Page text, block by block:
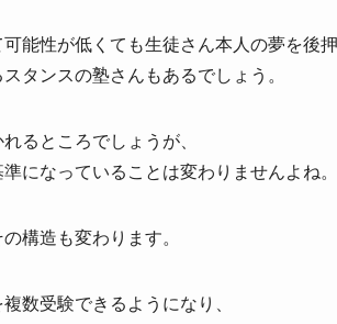
能性が低くても生徒さん本人の夢を後
タンスの塾さんもあるでしょう。
るところでしょうが、
になっていることは変わりませんよね。
構造も変わります。
数受験できるようになり、